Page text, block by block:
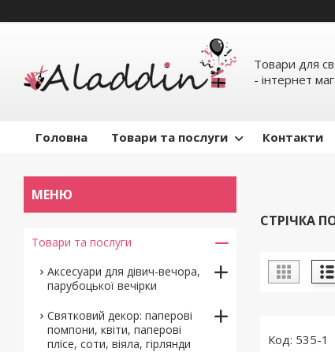
Товари для
- інтернет
Головна Товари та послуги Контакти
СТРІЧКА
535-1
Товари та послуги
Аксесуари для дівич-вечора,
парубоцької вечірки
Святковий декор: паперові
помпони, квіти, паперові
плісе, соти, віяла, гірлянди